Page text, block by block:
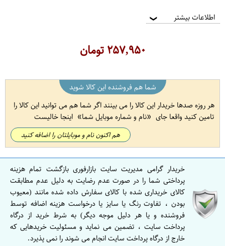
اطلاعات بیشتر ❯
۲۵۷,۹۵۰تومان
شما هم فروشنده این کالا شوید
هر روزه صدها خریدار این کالا را می بینند اگر شما هم می توانید این کالا را
تامین کنید واقعا جای
نام و شماره موبایل شما اینجا خالیست
هم اکنون نام و موبایلتان را اضافه کنید
خریدار گرامی مدیریت سایت بازارفوری بازگشت تمام هزینه
پرداختی شما را در صورت عدم رضایت به دلیل عدم مطابقت
کالای خریداری شده با کالای سفارش داده شده مانند (معیوب
بودن ، تفاوت رنگ یا سایز یا درخواست هزینه اضافه توسط
فروشنده و یا هر دلیل موجه دیگر) به شرط خرید از درگاه
پرداخت سایت ، تضمین می نماید و مسئولیت خریدهایی که
خارج از درگاه پرداخت سایت انجام می شوند را نمی پذیرد.